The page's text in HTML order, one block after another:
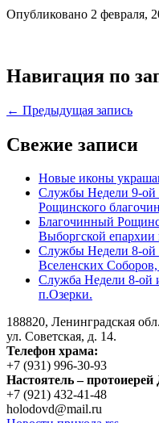
Опубликовано 2 февраля,
Навигация по
← Предыдущая запись
Свежие записи
Новые иконы
Службы Недели 9-ой
Рощинского
Благочинный
Выборгской
Службы Недели 8-ой
Вселенских
Служба Недели 8-ой
п.Озерки.
188820, Ленинградская
ул. Советская, д. 14.
Телефон храма:
+7 (931) 996-30-93
Настоятель –
+7 (921) 432-41-48
holodovd@mail.ru